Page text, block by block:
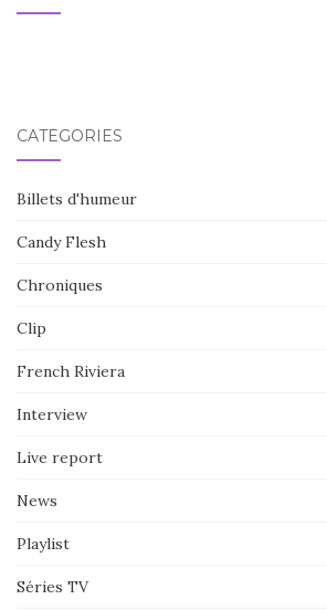
CATÉGORIES
Billets d'humeur
Candy Flesh
Chroniques
Clip
French Riviera
Interview
Live report
News
Playlist
Séries TV